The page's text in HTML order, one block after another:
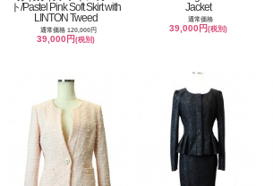
ト/Pastel Pink Soft Skirt with
LINTON Tweed
通常価格 120,000円
39,000円(税別)
Jacket
通常価格
39,000円(税別)